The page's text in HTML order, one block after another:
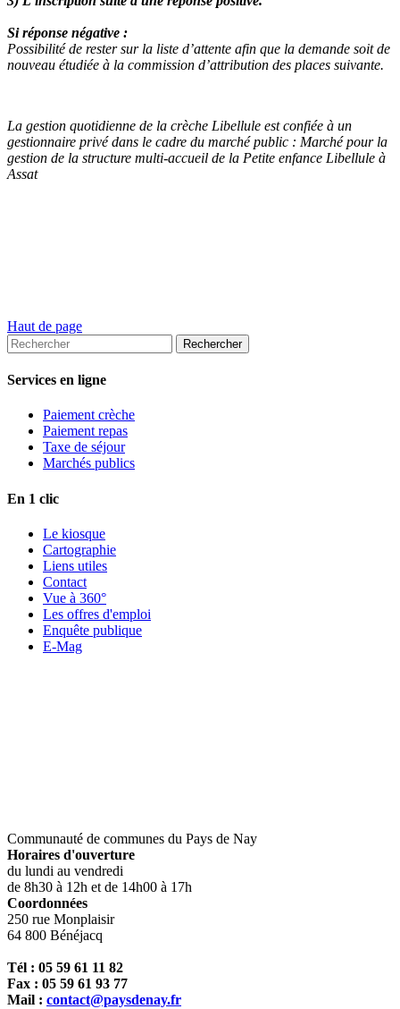
Si réponse négative :
Possibilité de rester sur la liste d’attente afin que la demande soit de
nouveau étudiée à la commission d’attribution des places suivante.
La gestion quotidienne de la crèche Libellule est confiée à un
gestionnaire privé dans le cadre du marché public : Marché pour la
gestion de la structure multi-accueil de la Petite enfance Libellule à
Assat
Haut de page
Services en ligne
Paiement crèche
Paiement repas
Taxe de séjour
Marchés publics
En 1 clic
Le kiosque
Cartographie
Liens utiles
Contact
Vue à 360°
Les offres d'emploi
Enquête publique
E-Mag
Communauté de communes du Pays de Nay
Horaires d'ouverture
du lundi au vendredi
de 8h30 à 12h et de 14h00 à 17h
Coordonnées
250 rue Monplaisir
64 800 Bénéjacq
Tél : 05 59 61 11 82
Fax : 05 59 61 93 77
Mail : contact@paysdenay.fr